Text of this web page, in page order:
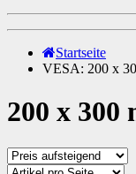
Startseite
VESA: 200 x
200 x 300